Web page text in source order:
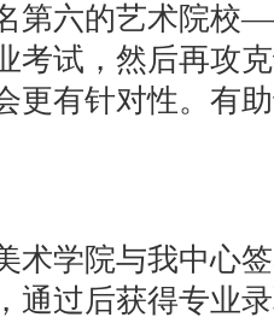
第六的艺术院校
考试，然后再攻
更有针对性。有
术学院与我中心
通过后获得专业